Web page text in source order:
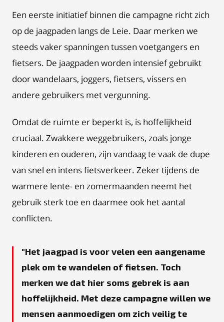
Een eerste initiatief binnen die campagne richt zich
op de jaagpaden langs de Leie. Daar merken we
steeds vaker spanningen tussen voetgangers en
fietsers. De jaagpaden worden intensief gebruikt
door wandelaars, joggers, fietsers, vissers en
andere gebruikers met vergunning.
Omdat de ruimte er beperkt is, is hoffelijkheid
cruciaal. Zwakkere weggebruikers, zoals jonge
kinderen en ouderen, zijn vandaag te vaak de dupe
van snel en intens fietsverkeer. Zeker tijdens de
warmere lente- en zomermaanden neemt het
gebruik sterk toe en daarmee ook het aantal
conflicten.
Het jaagpad is voor velen een aangename
plek om te wandelen of fietsen. Toch
merken we dat hier soms gebrek is aan
hoffelijkheid. Met deze campagne willen we
mensen aanmoedigen om zich veilig te